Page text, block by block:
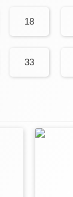
18
33